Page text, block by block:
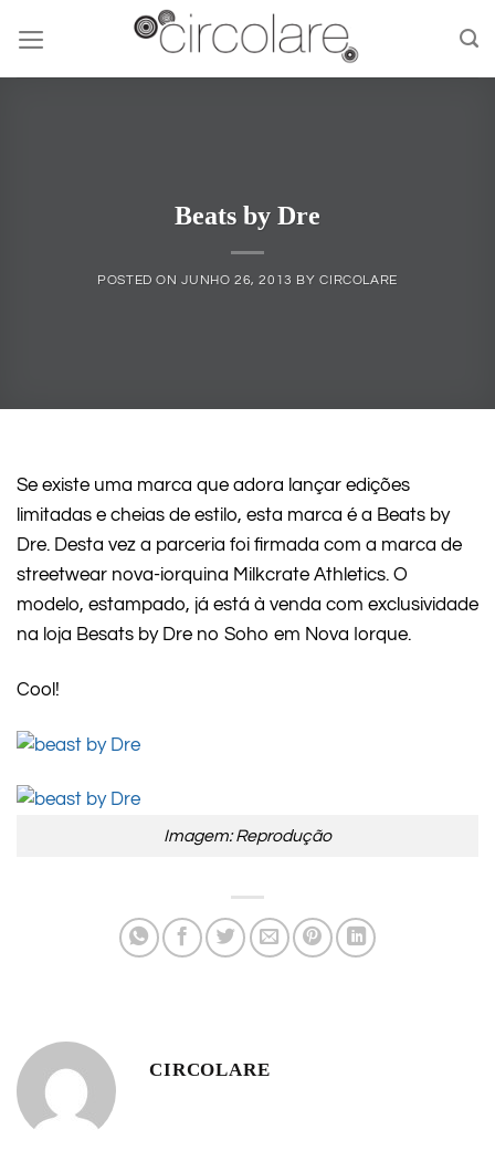
content
Beats by Dre
POSTED ONJUNHO 26, 2013 BYCIRCOLARE
Se existe uma marca que adora lançar edições
limitadas e cheias de estilo, esta marca é a Beats by
Dre. Desta vez a parceria foi firmada com a marca de
streetwear nova-iorquina Milkcrate Athletics. O
modelo, estampado, já está à venda com exclusividade
na loja Besats by Dre no Soho em Nova Iorque.
Cool!
Imagem: Reprodução
CIRCOLARE